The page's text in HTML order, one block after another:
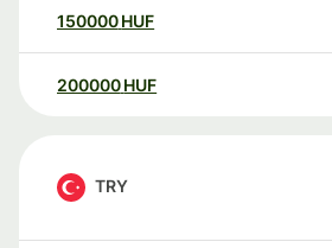
150000 HUF
200000 HUF
TRY